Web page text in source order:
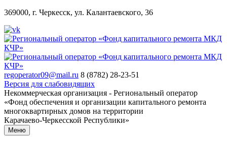
369000, г. Черкесск, ул. Калантаевского, 36
regoperator09@mail.ru 8 (8782) 28-23-51
Версия для слабовидящих
Некоммерческая организация - Региональный оператор
«Фонд обеспечения и организации капитального ремонта
многоквартирных домов на территории
Карачаево-Черкесской Республики»
Меню